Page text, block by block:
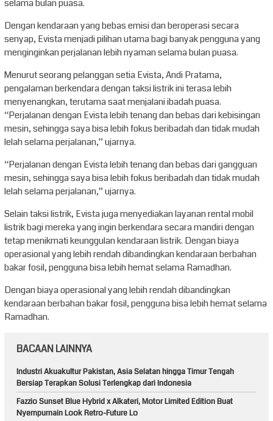
selama bulan puasa.
Dengan kendaraan yang bebas emisi dan beroperasi secara
senyap, Evista menjadi pilihan utama bagi banyak pengguna yang
menginginkan perjalanan lebih nyaman selama bulan puasa.
Menurut seorang pelanggan setia Evista, Andi Pratama,
pengalaman berkendara dengan taksi listrik ini terasa lebih
menyenangkan, terutama saat menjalani ibadah puasa.
“Perjalanan dengan Evista lebih tenang dan bebas dari kebisingan
mesin, sehingga saya bisa lebih fokus beribadah dan tidak mudah
lelah selama perjalanan,” ujarnya.
“Perjalanan dengan Evista lebih tenang dan bebas dari gangguan
mesin, sehingga saya bisa lebih fokus beribadah dan tidak mudah
lelah selama perjalanan,” ujarnya.
Selain taksi listrik, Evista juga menyediakan layanan rental mobil
listrik bagi mereka yang ingin berkendara secara mandiri dengan
tetap menikmati keunggulan kendaraan listrik. Dengan biaya
operasional yang lebih rendah dibandingkan kendaraan berbahan
bakar fosil, pengguna bisa lebih hemat selama Ramadhan.
Dengan biaya operasional yang lebih rendah dibandingkan
kendaraan berbahan bakar fosil, pengguna bisa lebih hemat selama
Ramadhan.
BACAAN LAINNYA
Industri Akuakultur Pakistan, Asia Selatan hingga Timur Tengah
Bersiap Terapkan Solusi Terlengkap dari Indonesia
Fazzio Sunset Blue Hybrid x Alkateri, Motor Limited Edition Buat
Nyempurnain Look Retro-Future Lo